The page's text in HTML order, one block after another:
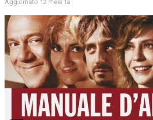
Aggiornato 12 mesi fa